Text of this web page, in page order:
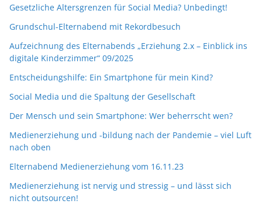
Gesetzliche Altersgrenzen für Social Media? Unbedingt!
Grundschul-Elternabend mit Rekordbesuch
Aufzeichnung des Elternabends „Erziehung 2.x – Einblick ins
digitale Kinderzimmer“ 09/2025
Entscheidungshilfe: Ein Smartphone für mein Kind?
Social Media und die Spaltung der Gesellschaft
Der Mensch und sein Smartphone: Wer beherrscht wen?
Medienerziehung und -bildung nach der Pandemie – viel Luft
nach oben
Elternabend Medienerziehung vom 16.11.23
Medienerziehung ist nervig und stressig – und lässt sich
nicht outsourcen!